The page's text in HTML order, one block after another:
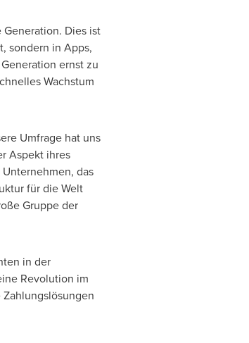
Dies ist
sondern in Apps,
ernst zu
Wachstum
Umfrage hat uns
Aspekt ihres
das
für die Welt
Gruppe der
in der
Revolution im